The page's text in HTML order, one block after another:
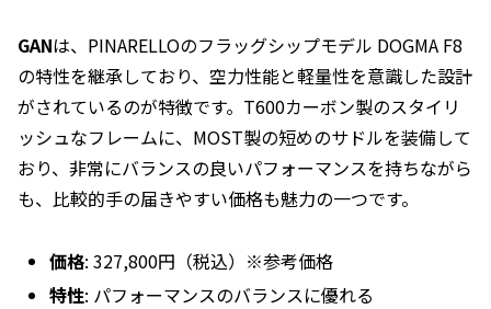
GANは、PINARELLOのフラッグシップモデル DOGMA F8
の特性を継承しており、空力性能と軽量性を意識した設計
がされているのが特徴です。T600カーボン製のスタイリ
ッシュなフレームに、MOST製の短めのサドルを装備して
おり、非常にバランスの良いパフォーマンスを持ちながら
も、比較的手の届きやすい価格も魅力の一つです。
価格: 327,800円（税込）※参考価格
特性: パフォーマンスのバランスに優れる